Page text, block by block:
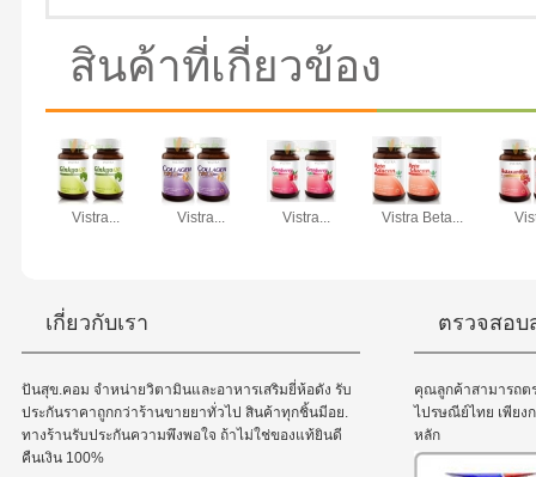
สินค้าที่เกี่ยวข้อง
Vistra... Vistra... Vistra... Vistra Beta...
เกี่ยวกับเรา
ปันสุข.คอม จำหน่ายวิตามินและอาหารเสริมยี่ห้อดัง รับ
ประกันราคาถูกกว่าร้านขายยาทั่วไป สินค้าทุกชิ้นมีอย.
ทางร้านรับประกันความพึงพอใจ ถ้าไม่ใช่ของแท้ยินดี
คืนเงิน 100%
ตรวจสอ
คุณลูกค้าสามารถต
ไปรษณีย์ไทย เพียง
หลัก